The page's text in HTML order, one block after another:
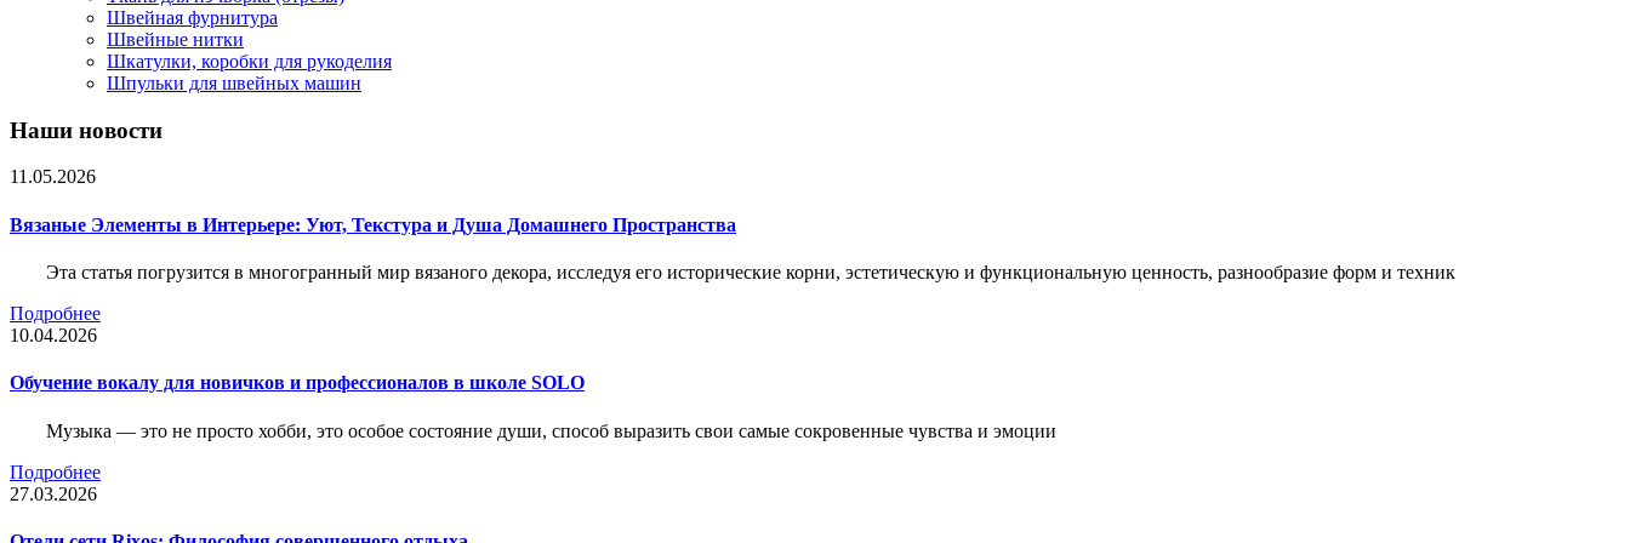
Швейная фурнитура
Швейные нитки
Шкатулки, коробки для рукоделия
Шпульки для швейных машин
Наши новости
11.05.2026
Вязаные Элементы в Интерьере: Уют, Текстура и Душа Домашнего Пространства
Эта статья погрузится в многогранный мир вязаного декора, исследуя его исторические корни, эстетическую и функциональную ценность, разнообразие форм и техник
Подробнее
10.04.2026
Обучение вокалу для новичков и профессионалов в школе SOLO
Музыка — это не просто хобби, это особое состояние души, способ выразить свои самые сокровенные чувства и эмоции
Подробнее
27.03.2026